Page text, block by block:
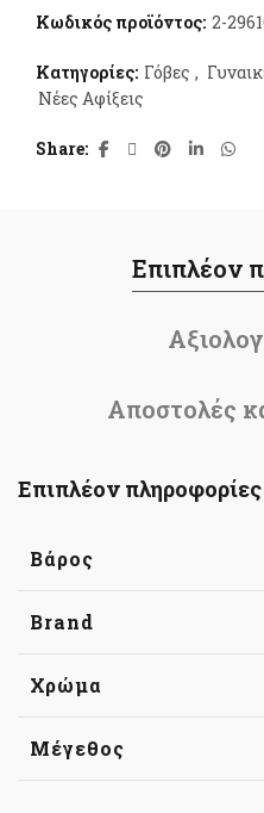
Κωδικός προϊόντος: 2-
Κατηγορίες: Γόβες ,
Νέες Αφίξεις
Share
Επιπλέον
Αποστολές
Επιπλέον πληροφορίες
Βάρος
Brand
Χρώμα
Μέγεθος